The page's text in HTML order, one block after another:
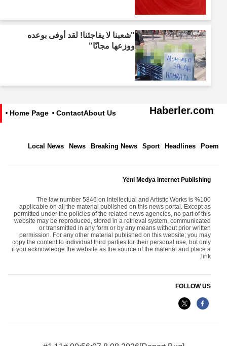
"شعبنا لا يفاجئنا! لقد أوفى بوعده
ووزعها مجانًا"
Haberler.com
About Us
Contact
Home Page
Poem
Headlines
Sport
Breaking News
News
Local News
Yeni Medya Internet Publishing
The law number 5846 on Intellectual and Artistic Works is %100
applicable on all the material published on this news portal. Except as
permitted under the policies of the related news agencies, no part of this
website may be reproduced, stored in a retrieval system, communicated
or transmitted in any form or by any means without prior written
permission. For any other material published on this website; you may
copy the content to individual third parties for their personal use, but only
if you acknowledge the website as the source of the material and place a
link.
FOLLOW US